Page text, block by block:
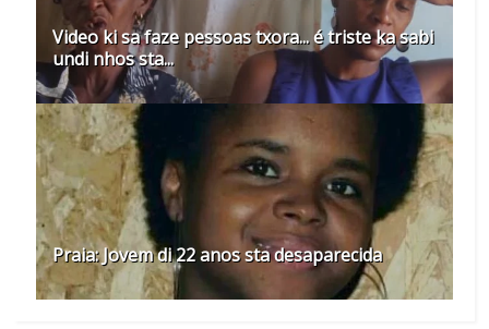
Video ki sa faze pessoas txora... é triste ka sabi
undi nhos sta...
Praia: Jovem di 22 anos sta desaparecida